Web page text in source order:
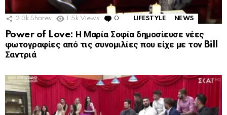
2.3k Shares 1.5k Views 0 Comments
LIFESTYLE NEWS
Power of Love: Η Μαρία Σοφία δημοσίευσε νέες
φωτογραφίες από τις συνομιλίες που είχε με τον Bill
Σαντριά